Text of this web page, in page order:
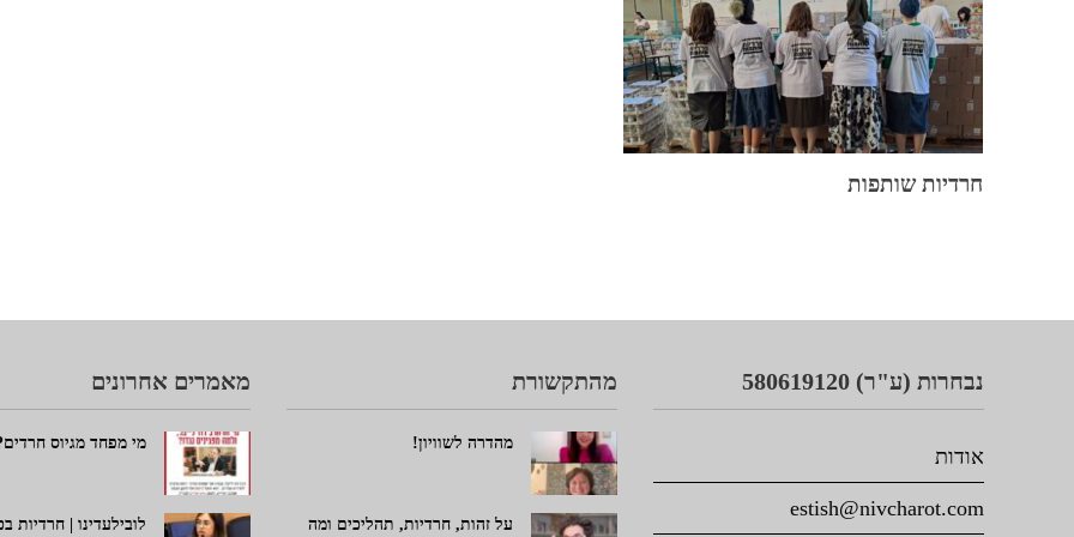
חרדיות שותפות
מאמרים אחרונים
מי מפחד מגיוס
לובילעדינו | חרדיות
מהתקשורת
מהדרה לשוויון!
על זהות, חרדיות, תהליכים ומה
נבחרות (ע"ר) 580619120
אודות
estish@nivcharot.com